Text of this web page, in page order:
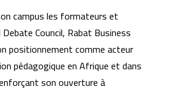
campus les formateurs et
Council, Rabat Business
positionnement comme acteur
pédagogique en Afrique et dans
son ouverture à